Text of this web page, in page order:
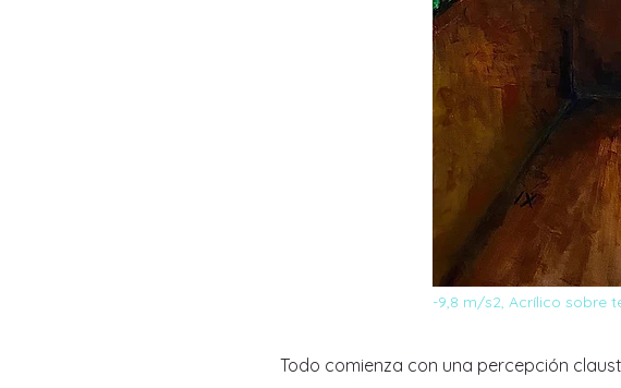
-9,8 m/s2, Acrílico sobre
Todo comienza con una percepción